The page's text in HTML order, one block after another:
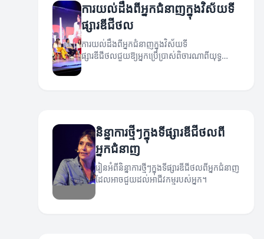
ការយល់ដឹងពីអ្នកជំនាញក្នុងវិស័យទី
ផ្សារឌីជីថល
ការយល់ដឹងពីអ្នកជំនាញក្នុងវិស័យទី
ផ្សារឌីជីថលជួយឱ្យអ្នកប្រើប្រាស់ពិចារណាពីយុទ្ធ
សាស្ត្រសម្រាប់ការអភិវឌ្ឍន៍ធនធានយ៉ាងមាន
និន្នាការថ្មីៗក្នុងទីផ្សារឌីជីថលពី
អ្នកជំនាញ
រៀនអំពីនិន្នាការថ្មីៗក្នុងទីផ្សារឌីជីថលពីអ្នកជំនាញ
ដែលអាចជួយដល់អាជីវកម្មរបស់អ្នក។